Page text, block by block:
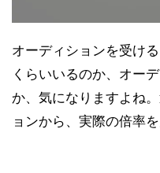
オーディションを受け
くらいいるのか、オー
か、気になりますよね
ョンから、実際の倍率